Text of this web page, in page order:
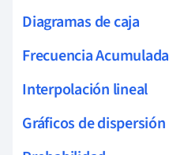
Diagramas de caja
Frecuencia Acumulada
Interpolación lineal
Gráficos de dispersión